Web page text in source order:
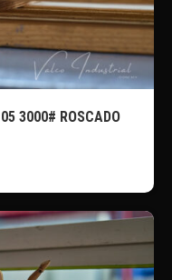
3000# ROSCADO